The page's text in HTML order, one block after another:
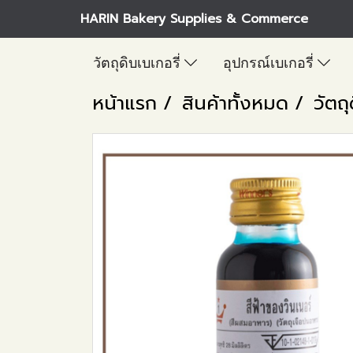
HARIN Bakery Supplies & Commerce
วัตถุดิบเบเกอรี่ อุปกรณ์เบเกอรี่
หน้าแรก สินค้าทั้งหมด วัตถุ